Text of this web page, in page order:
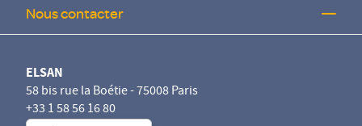
Nous contacter
ELSAN
58 bis rue la Boétie - 75008 Paris
+33 1 58 56 16 80